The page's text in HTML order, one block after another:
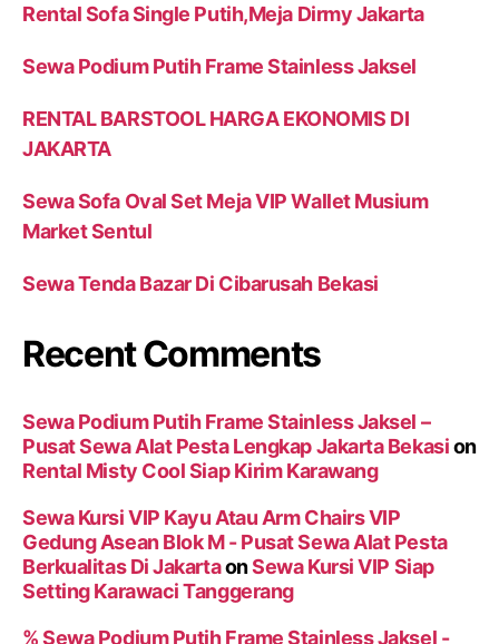
Rental Sofa Single Putih,Meja Dirmy Jakarta
Sewa Podium Putih Frame Stainless Jaksel
RENTAL BARSTOOL HARGA EKONOMIS DI
JAKARTA
Sewa Sofa Oval Set Meja VIP Wallet Musium
Market Sentul
Sewa Tenda Bazar Di Cibarusah Bekasi
Recent Comments
Sewa Podium Putih Frame Stainless Jaksel –
Pusat Sewa Alat Pesta Lengkap Jakarta Bekasion
Rental Misty Cool Siap Kirim Karawang
Sewa Kursi VIP Kayu Atau Arm Chairs VIP
Gedung Asean Blok M - Pusat Sewa Alat Pesta
Berkualitas Di JakartaonSewa Kursi VIP Siap
Setting Karawaci Tanggerang
% Sewa Podium Putih Frame Stainless Jaksel -